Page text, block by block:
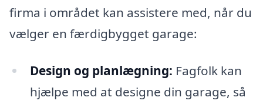
firma i området kan assistere med, når du
vælger en færdigbygget garage:
Design og planlægning: Fagfolk kan
hjælpe med at designe din garage, så